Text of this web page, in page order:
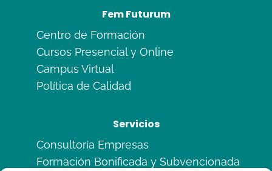
Fem Futurum
Centro de Formación
Cursos Presencial y Online
Campus Virtual
Política de Calidad
Servicios
Consultoría Empresas
Formación Bonificada y Subvencionada